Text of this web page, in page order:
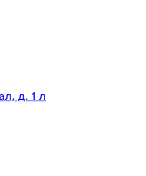
д. 1 л